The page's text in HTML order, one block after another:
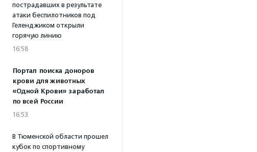
пострадавших в результате
атаки беспилотников под
Геленджиком открыли
горячую линию
16:58
Портал поиска доноров
крови для животных
«Одной Крови» заработал
по всей России
16:53
В Тюменской области прошел
кубок по спортивному